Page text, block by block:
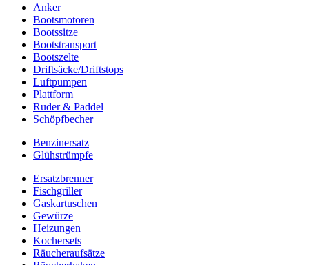
Anker
Bootsmotoren
Bootssitze
Bootstransport
Bootszelte
Driftsäcke/Driftstops
Luftpumpen
Plattform
Ruder & Paddel
Schöpfbecher
Benzinersatz
Glühstrümpfe
Ersatzbrenner
Fischgriller
Gaskartuschen
Gewürze
Heizungen
Kochersets
Räucheraufsätze